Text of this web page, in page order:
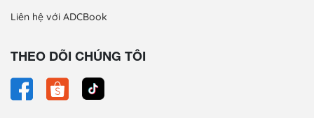
Liên hệ với ADCBook
THEO DÕI CHÚNG TÔI